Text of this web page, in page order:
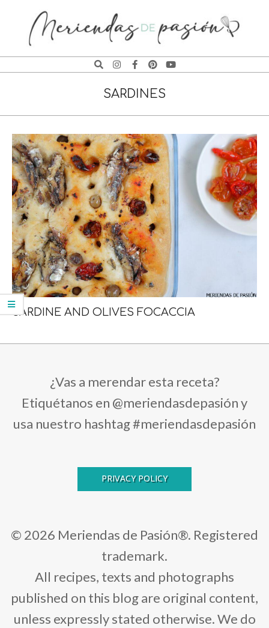
MERIENDAS
PASIÓN
SARDINES
SARDINE AND OLIVES FOCACCIA
¿Vas a merendar esta receta?
Etiquétanos en @meriendasdepasión y
usa nuestro hashtag #meriendasdepasión
PRIVACY POLICY
© 2026 Meriendas de Pasión®. Registered
trademark.
All recipes, texts and photographs
published on this blog are original content,
unless expressly stated otherwise. We do